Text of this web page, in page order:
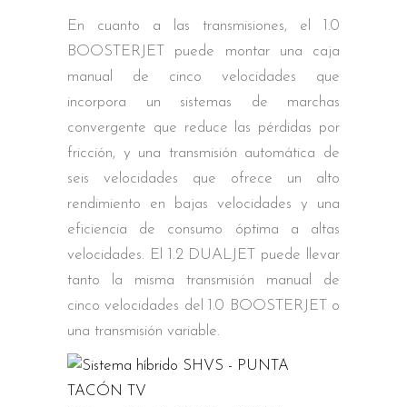
En cuanto a las transmisiones, el 1.0
BOOSTERJET puede montar una caja
manual de cinco velocidades que
incorpora un sistemas de marchas
convergente que reduce las pérdidas por
fricción, y una transmisión automática de
seis velocidades que ofrece un alto
rendimiento en bajas velocidades y una
eficiencia de consumo óptima a altas
velocidades. El 1.2 DUALJET puede llevar
tanto la misma transmisión manual de
cinco velocidades del 1.0 BOOSTERJET o
una transmisión variable.